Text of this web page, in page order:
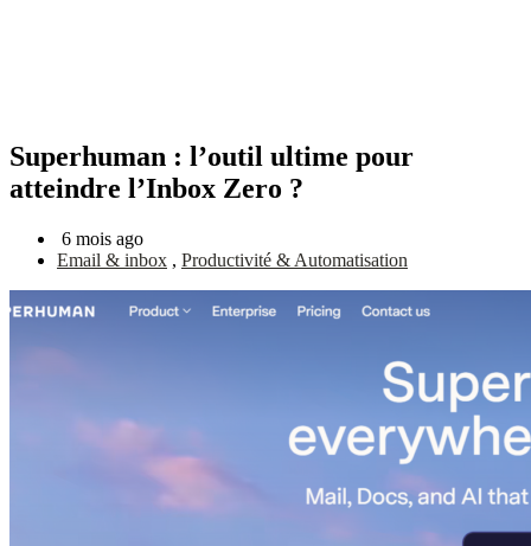
Superhuman : l’outil ultime pour
atteindre l’Inbox Zero ?
6 mois ago
Email & inbox , Productivité & Automatisation